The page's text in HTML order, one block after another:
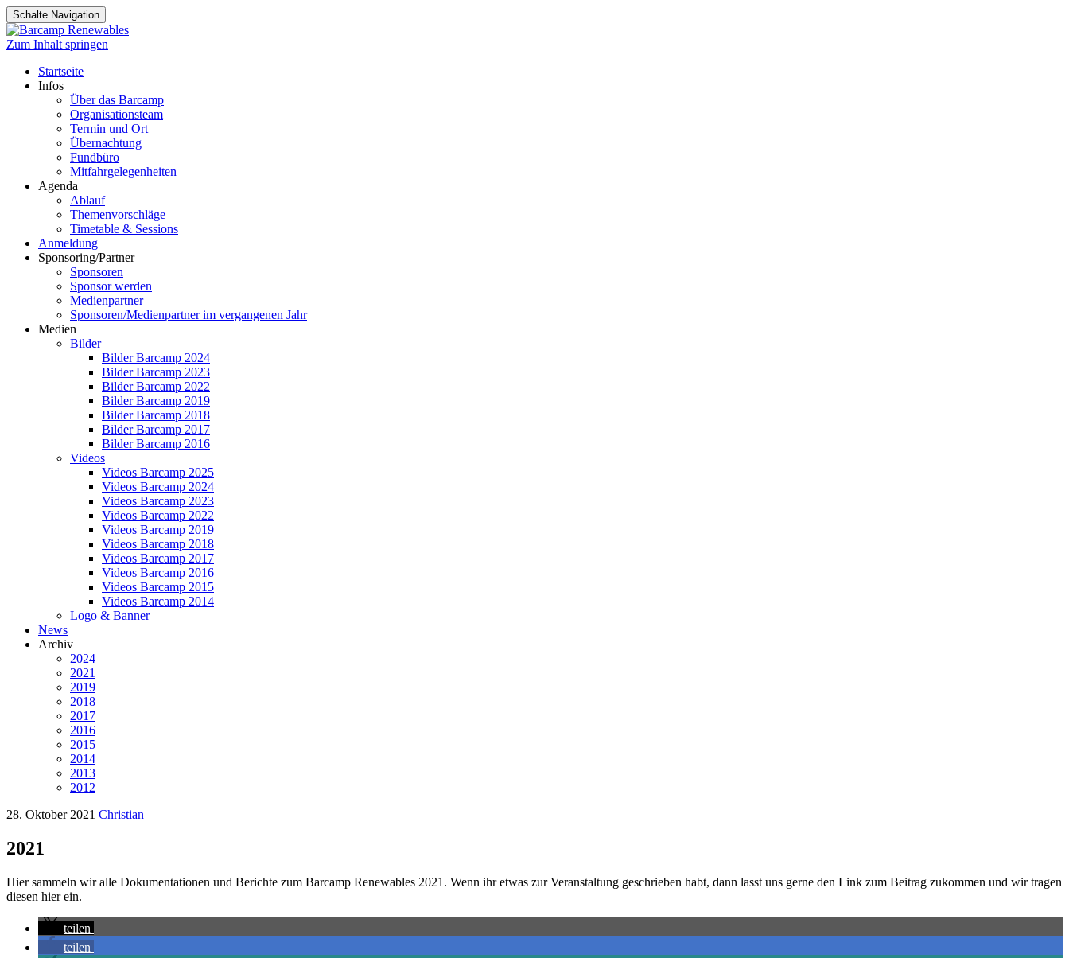
Schalte Navigation
Zum Inhalt springen
Startseite
Infos
Über das Barcamp
Organisationsteam
Termin und Ort
Übernachtung
Fundbüro
Mitfahrgelegenheiten
Agenda
Ablauf
Themenvorschläge
Timetable & Sessions
Anmeldung
Sponsoring/Partner
Sponsoren
Sponsor werden
Medienpartner
Sponsoren/Medienpartner im vergangenen Jahr
Medien
Bilder
Bilder Barcamp 2024
Bilder Barcamp 2023
Bilder Barcamp 2022
Bilder Barcamp 2019
Bilder Barcamp 2018
Bilder Barcamp 2017
Bilder Barcamp 2016
Videos
Videos Barcamp 2025
Videos Barcamp 2024
Videos Barcamp 2023
Videos Barcamp 2022
Videos Barcamp 2019
Videos Barcamp 2018
Videos Barcamp 2017
Videos Barcamp 2016
Videos Barcamp 2015
Videos Barcamp 2014
Logo & Banner
News
Archiv
2024
2021
2019
2018
2017
2016
2015
2014
2013
2012
28. Oktober 2021 Christian
2021
Hier sammeln wir alle Dokumentationen und Berichte zum Barcamp Renewables 2021. Wenn ihr etwas zur Veranstaltung geschrieben habt, dann lasst uns gerne den Link zum Beitrag zukommen und wir tragen
diesen hier ein.
teilen
teilen